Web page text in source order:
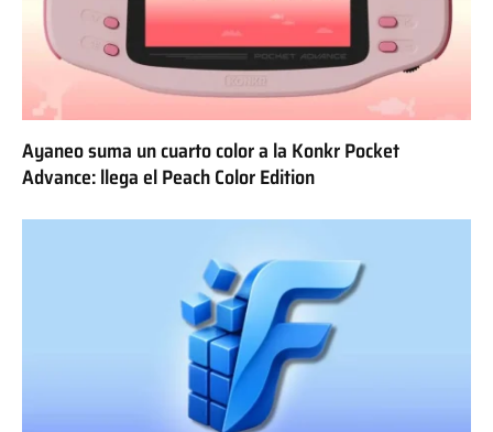
Ayaneo suma un cuarto color a la Konkr Pocket
Advance: llega el Peach Color Edition